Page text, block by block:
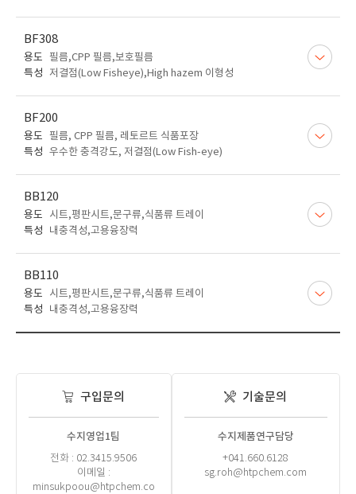
BF308
용도 필름,CPP 필름,보호필름
특성
저결점(Low Fisheye),High hazem 이형성
BF200
용도 필름, CPP 필름, 레토르트 식품포장
특성 우수한 충격강도, 저결점(Low Fish-eye)
BB120
용도
시트,평판시트,문구류,식품류 트레이
특성
내충격성,고용융장력
BB110
용도
시트,평판시트,문구류,식품류 트레이
특성
내충격성,고용융장력
구입문의
수지영업1팀
전화 : 02.3415.9506
이메일 :
minsukpoou@htpchem.co
기술문의
수지제품연구담당
+041.660.6128
sg.roh@htpchem.com